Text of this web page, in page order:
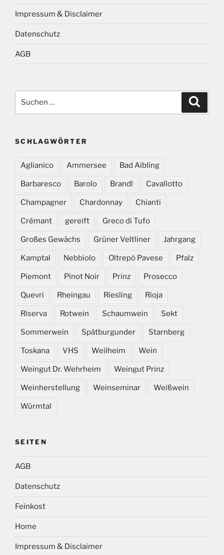
Impressum & Disclaimer
Datenschutz
AGB
nach:
SCHLAGWÖRTER
Aglianico Ammersee Bad Aibling
Barbaresco Barolo Brandl Cavallotto
Champagner Chardonnay Chianti
Crémant gereift Greco di Tufo
Großes Gewächs Grüner Veltliner Jahrgang
Kamptal Nebbiolo Oltrepò Pavese Pfalz
Piemont Pinot Noir Prinz Prosecco
Quevri Rheingau Riesling Rioja
Riserva Rotwein Schaumwein Sekt
Sommerwein Spätburgunder Starnberg
Toskana VHS Weilheim Wein
Weingut Dr. Wehrheim Weingut Prinz
Weinherstellung Weinseminar Weißwein
Würmtal
SEITEN
AGB
Datenschutz
Feinkost
Home
Impressum & Disclaimer